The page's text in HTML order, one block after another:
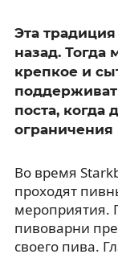
Эта
назад. Тогда
крепкое и
поста, когда
ограничения
Во время
проходят
мероприятия.
пивоварни
своего пива.